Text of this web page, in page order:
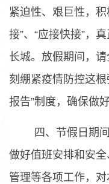
紧迫性、艰巨性，
接”、“应接快接”，
长城。放假期间，
刻绷紧疫情防控这
报告”制度，确保做
四、节假日期
做好值班安排和安
管理等各项工作，